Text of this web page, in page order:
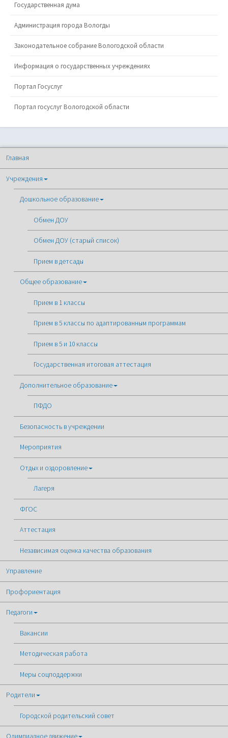
Государственная дума
Администрация города Вологды
Законодательное собрание Вологодской области
Информация о государственных учреждениях
Портал Госуслуг
Портал госуслуг Вологодской области
Главная
Учреждения
Дошкольное образование
Обмен ДОУ
Обмен ДОУ (старый список)
Прием в детсады
Общее образование
Прием в 1 классы
Прием в 5 классы по адаптированным программам
Прием в 5 и 10 классы
Государственная итоговая аттестация
Дополнительное образование
ПФДО
Безопасность в учреждении
Мероприятия
Отдых и оздоровление
Лагеря
ФГОС
Аттестация
Независимая оценка качества образования
Управление
Профориентация
Педагоги
Вакансии
Методическая работа
Меры соцподдержки
Родители
Городской родительский совет